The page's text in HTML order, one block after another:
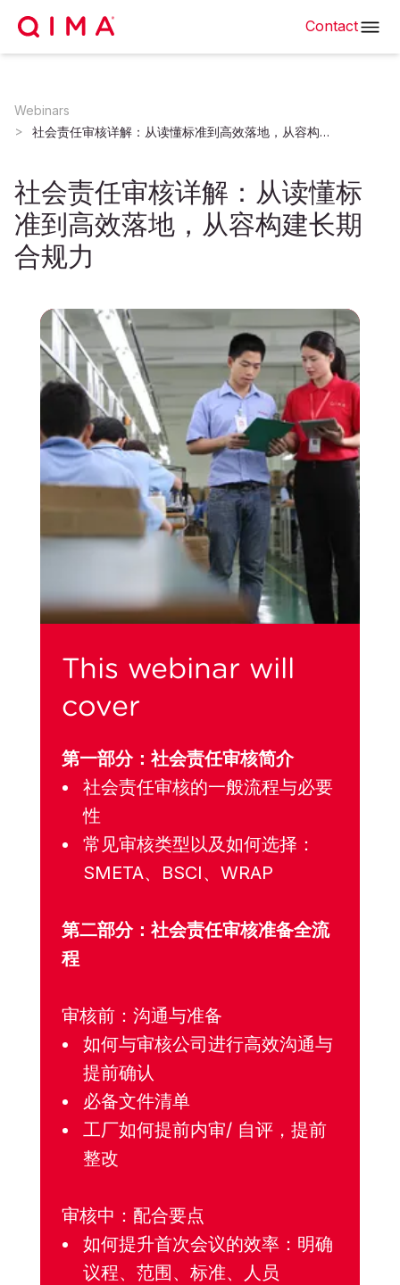
Contact
Webinars
社会责任审核详解：从读懂标准到高效落地，从容构建长期合规力
社会责任审核详解：从读懂标
准到高效落地，从容构建长期
合规力
This webinar will
cover
第一部分：社会责任审核简介
社会责任审核的一般流程与必要
性
常见审核类型以及如何选择：
SMETA、BSCI、WRAP
第二部分：社会责任审核准备全流
程
审核前：沟通与准备
如何与审核公司进行高效沟通与
提前确认
必备文件清单
工厂如何提前内审/ 自评，提前
整改
审核中：配合要点
如何提升首次会议的效率：明确
议程、范围、标准、人员